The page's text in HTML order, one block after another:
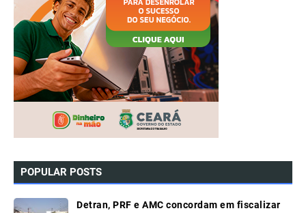
POPULAR POSTS
Detran, PRF e AMC concordam em fiscalizar